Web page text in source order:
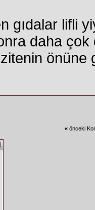
gıdalar lifli
daha çok
önüne
« önceki